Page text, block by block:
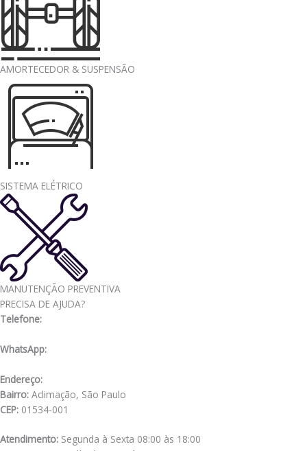
AMORTECEDOR & SUSPENSÃO
SISTEMA ELÉTRICO
MANUTENÇÃO PREVENTIVA
PRECISA DE AJUDA?
Telefone:
WhatsApp:
Endereço:
Bairro: Aclimação, São Paulo
CEP: 01534-001
Atendimento: Segunda à Sexta 08:00 às 18:00